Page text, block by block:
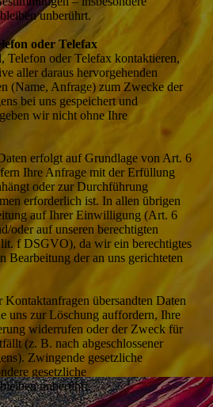
unberührt.
oder Telefax
Telefon oder Telefax kontaktieren,
aller daraus hervorgehenden
(Name, Anfrage) zum Zwecke der
bei uns gespeichert und
wir nicht ohne Ihre
erfolgt auf Grundlage von Art. 6
Ihre Anfrage mit der Erfüllung
oder zur Durchführung
erforderlich ist. In allen übrigen
auf Ihrer Einwilligung (Art. 6
oder auf unseren berechtigten
f DSGVO), da wir ein berechtigtes
Bearbeitung der an uns gerichteten
übersandten Daten
uns zur Löschung auffordern, Ihre
widerrufen oder der Zweck für
(z. B. nach abgeschlossener
Zwingende gesetzliche
gesetzliche
unberührt.